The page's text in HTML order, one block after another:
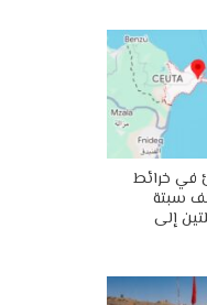
في خرائط
سبتة
إلى